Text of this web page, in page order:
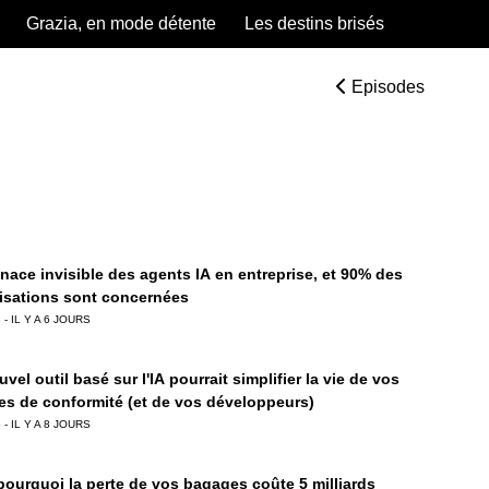
Grazia, en mode détente Les destins brisés
Episodes
invisible des agents IA en entreprise, et 90% des
sont concernées
IL Y A 6 JOURS
outil basé sur l'IA pourrait simplifier la vie de vos
de conformité (et de vos développeurs)
IL Y A 8 JOURS
la perte de vos bagages coûte 5 milliards